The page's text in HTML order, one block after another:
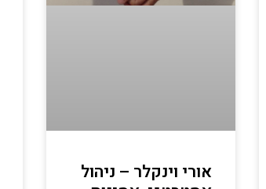
אורי וינקלר – ניהול